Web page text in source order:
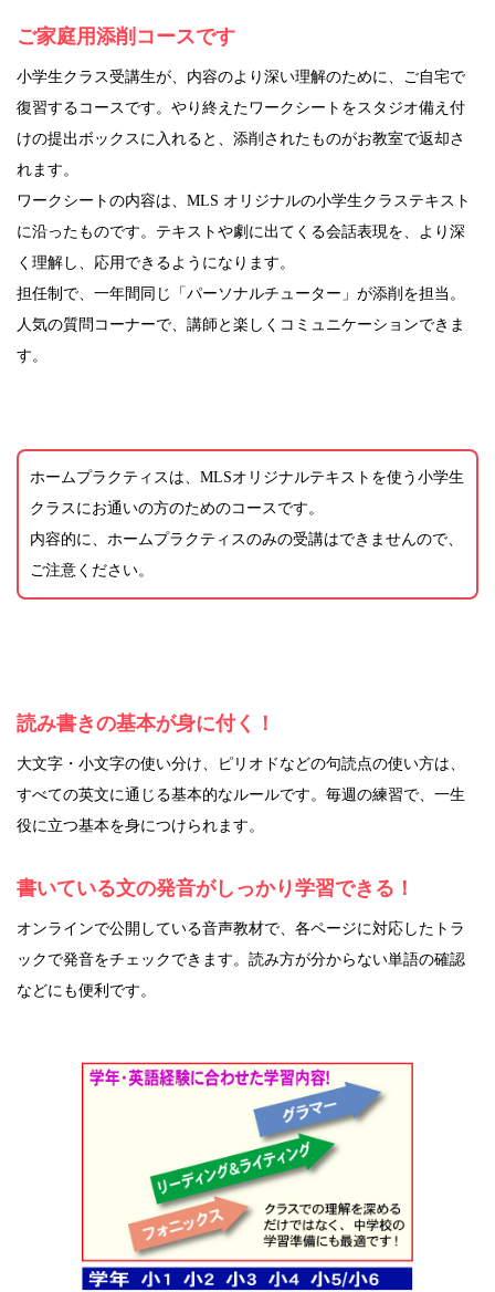
ご家庭用添削コースです
小学生クラス受講生が、内容のより深い理解のために、ご自宅で
復習するコースです。やり終えたワークシートをスタジオ備え付
けの提出ボックスに入れると、添削されたものがお教室で返却さ
れます。
ワークシートの内容は、MLS オリジナルの小学生クラステキスト
に沿ったものです。テキストや劇に出てくる会話表現を、より深
く理解し、応用できるようになります。
担任制で、一年間同じ「パーソナルチューター」が添削を担当。
人気の質問コーナーで、講師と楽しくコミュニケーションできま
す。
ホームプラクティスは、MLSオリジナルテキストを使う小学生
クラスにお通いの方のためのコースです。
内容的に、ホームプラクティスのみの受講はできませんので、
ご注意ください。
読み書きの基本が身に付く！
大文字・小文字の使い分け、ピリオドなどの句読点の使い方は、
すべての英文に通じる基本的なルールです。毎週の練習で、一生
役に立つ基本を身につけられます。
書いている文の発音がしっかり学習できる！
オンラインで公開している音声教材で、各ページに対応したトラ
ックで発音をチェックできます。読み方が分からない単語の確認
などにも便利です。